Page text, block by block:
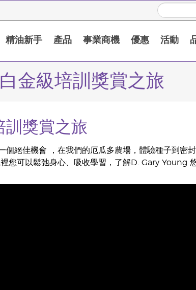
精油新手 產品 事業商機 優惠 活動
白金級培訓獎賞之旅
獎賞之旅
個絕佳機會 ，在我們的厄瓜多農場，體驗種子到密
您可以鬆弛身心、吸收學習，了解D. Gary Young